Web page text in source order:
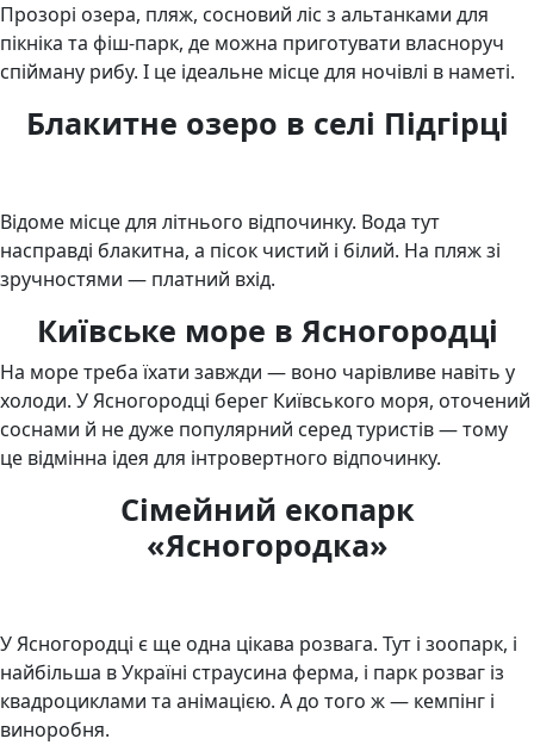
Прозорі озера, пляж, сосновий ліс з альтанками для
пікніка та фіш-парк, де можна приготувати власноруч
спійману рибу. І це ідеальне місце для ночівлі в наметі.
Блакитне озеро в селі Підгірці
Відоме місце для літнього відпочинку. Вода тут
насправді блакитна, а пісок чистий і білий. На пляж зі
зручностями — платний вхід.
Київське море в Ясногородці
На море треба їхати завжди — воно чарівливе навіть у
холоди. У Ясногородці берег Київського моря, оточений
соснами й не дуже популярний серед туристів — тому
це відмінна ідея для інтровертного відпочинку.
Сімейний екопарк
«Ясногородка»
У Ясногородці є ще одна цікава розвага. Тут і зоопарк, і
найбільша в Україні страусина ферма, і парк розваг із
квадроциклами та анімацією. А до того ж — кемпінг і
виноробня.